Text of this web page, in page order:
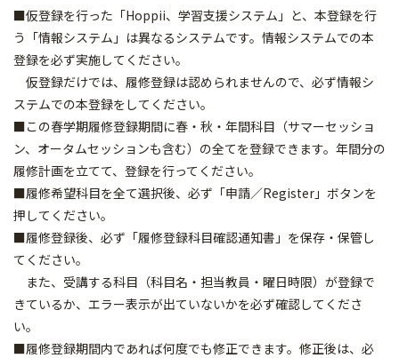
■仮登録を行った「Hoppii、学習支援システム」と、本登録を行
う「情報システム」は異なるシステムです。情報システムでの本
登録を必ず実施してください。
仮登録だけでは、履修登録は認められませんので、必ず情報シ
ステムでの本登録をしてください。
■この春学期履修登録期間に春・秋・年間科目（サマーセッショ
ン、オータムセッションも含む）の全てを登録できます。年間分の
履修計画を立てて、登録を行ってください。
■履修希望科目を全て選択後、必ず「申請／Register」ボタンを
押してください。
■履修登録後、必ず「履修登録科目確認通知書」を保存・保管し
てください。
また、受講する科目（科目名・担当教員・曜日時限）が登録で
きているか、エラー表示が出ていないかを必ず確認してくださ
い。
■履修登録期間内であれば何度でも修正できます。修正後は、必